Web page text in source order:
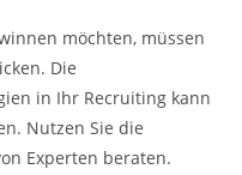
möchten, müssen
Die
in Ihr Recruiting kann
Nutzen Sie die
Experten beraten.